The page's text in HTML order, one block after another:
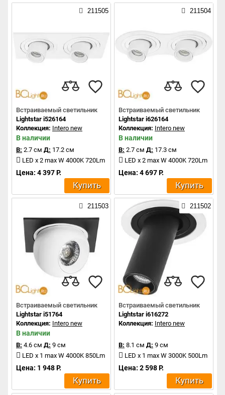
211505
Встраиваемый светильник
Lightstar i526164
Коллекция: Intero new
В наличии
В: 2.7 см Д: 17.2 см
LED x 2 max W 4000K 720Lm
Цена: 4 397 Р.
Купить
211504
Встраиваемый светильник
Lightstar i626164
Коллекция: Intero new
В наличии
В: 2.7 см Д: 17.3 см
LED x 2 max W 4000K 720Lm
Цена: 4 697 Р.
Купить
211503
Встраиваемый светильник
Lightstar i51764
Коллекция: Intero new
В наличии
В: 4.6 см Д: 9 см
LED x 1 max W 4000K 850Lm
Цена: 1 948 Р.
Купить
211502
Встраиваемый светильник
Lightstar i616272
Коллекция: Intero new
В: 8.1 см Д: 9 см
LED x 1 max W 3000K 500Lm
Цена: 2 598 Р.
Купить